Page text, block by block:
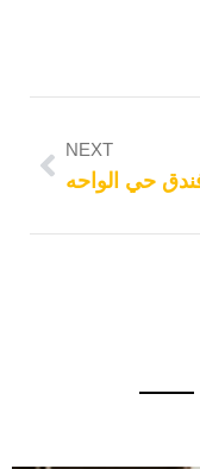
NEXT
حي الواحه